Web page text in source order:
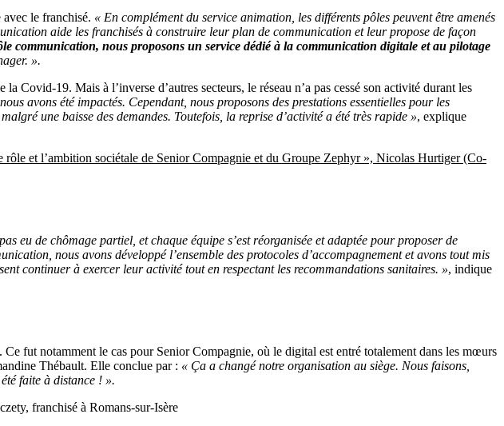
le franchisé. « En complément du service animation, les différents pôles peuvent être amenés
aide les franchisés à construire leur plan de communication et leur propose de façon
communication, nous proposons un service dédié à la communication digitale et au pilotage
».
Covid-19. Mais à l’inverse d’autres secteurs, le réseau n’a pas cessé son activité durant les
avons été impactés. Cependant, nous proposons des prestations essentielles pour les
une baisse des demandes. Toutefois, la reprise d’activité a été très rapide », explique
et l’ambition sociétale de Senior Compagnie et du Groupe Zephyr », Nicolas Hurtiger (Co-
eu de chômage partiel, et chaque équipe s’est réorganisée et adaptée pour proposer de
nous avons développé l’ensemble des protocoles d’accompagnement et avons tout mis
continuer à exercer leur activité tout en respectant les recommandations sanitaires. », indique
fut notamment le cas pour Senior Compagnie, où le digital est entré totalement dans les mœurs
Thébault. Elle conclue par : « Ça a changé notre organisation au siège. Nous faisons,
faite à distance ! ».
franchisé à Romans-sur-Isère